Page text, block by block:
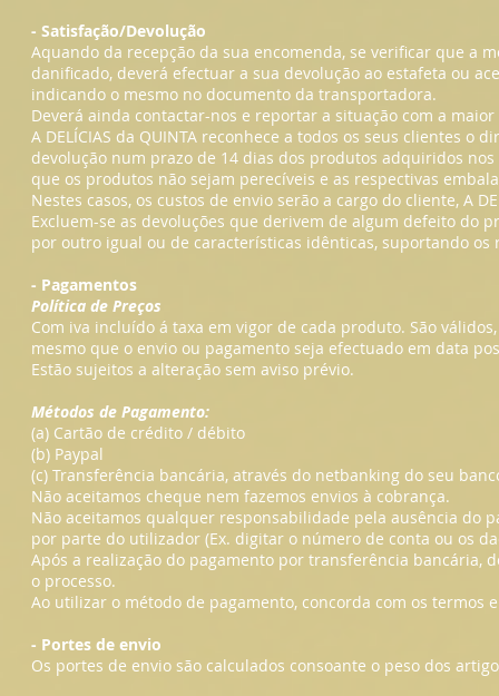
- Satisfação/Devolução
Aquando da recepção da sua encomenda, se verificar que a
danificado, deverá efectuar a sua devolução ao estafeta ou
indicando o mesmo no documento da transportadora.
Deverá ainda contactar-nos e reportar a situação com a
A DELÍCIAS da QUINTA reconhece a todos os seus clientes
devolução num prazo de 14 dias dos produtos adquiridos
que os produtos não sejam perecíveis e as respectivas
Nestes casos, os custos de envio serão a cargo do cliente, A
Excluem-se as devoluções que derivem de algum defeito do
por outro igual ou de características idênticas, suportando os
- Pagamentos
Política de Preços
Com iva incluído á taxa em vigor de cada produto. São
mesmo que o envio ou pagamento seja efectuado em data
Estão sujeitos a alteração sem aviso prévio.
Métodos de Pagamento:
(a) Cartão de crédito / débito
(b) Paypal
(c) Transferência bancária, através do netbanking do seu
Não aceitamos cheque nem fazemos envios à cobrança.
Não aceitamos qualquer responsabilidade pela ausência do
por parte do utilizador (Ex. digitar o número de conta ou os
Após a realização do pagamento por transferência bancária,
o processo.
Ao utilizar o método de pagamento, concorda com os termos
- Portes de envio
Os portes de envio são calculados consoante o peso dos